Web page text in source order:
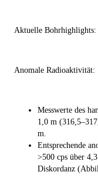
Aktuelle
Anomale Radioaktivität:
Messwerte des
1,0 m
m.
Entsprechende
>500 cps über
Diskordanz